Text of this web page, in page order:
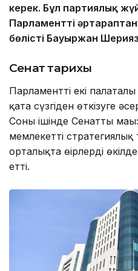
керек. Бұл партиялық
Парламенттің
бөлісті Бауыржан
Сенат тарихы
Парламенттің екі
қатаң сүзгіден өткізуге
Соның ішінде Сенаттың
мемлекеттің
орталықта өңірлердің
етті.